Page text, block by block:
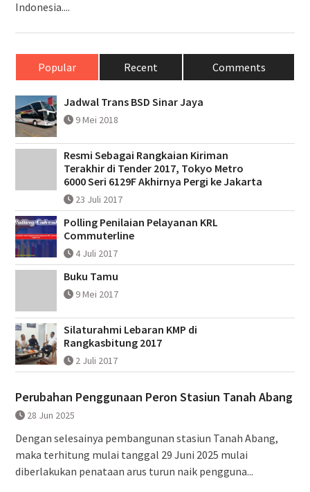
Indonesia....
Popular Recent Comments
Jadwal Trans BSD Sinar Jaya
9 Mei 2018
Resmi Sebagai Rangkaian Kiriman
Terakhir di Tender 2017, Tokyo Metro
6000 Seri 6129F Akhirnya Pergi ke Jakarta
23 Juli 2017
Polling Penilaian Pelayanan KRL
Commuterline
4 Juli 2017
Buku Tamu
9 Mei 2017
Silaturahmi Lebaran KMP di
Rangkasbitung 2017
2 Juli 2017
Perubahan Penggunaan Peron Stasiun Tanah Abang
28 Jun 2025
Dengan selesainya pembangunan stasiun Tanah Abang,
maka terhitung mulai tanggal 29 Juni 2025 mulai
diberlakukan penataan arus turun naik pengguna...